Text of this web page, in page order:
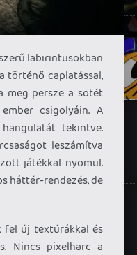
labirintusokban
történő caplatással,
meg persze a sötét
csigolyáin. A
tekintve.
leszámítva
játékkal nyomul.
háttér-rendezés, de
fel új textúrákkal és
Nincs pixelharc a